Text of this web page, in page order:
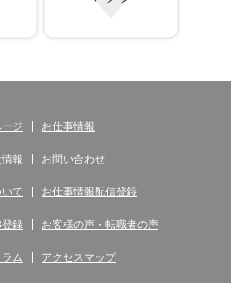
ージ お仕事情報
報 お問い合わせ
て お仕事情報配信登録
録 お客様の声・転職者の声
ム アクセスマップ